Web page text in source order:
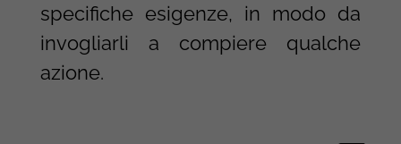
specifiche esigenze, in modo da
invogliarli a compiere qualche
azione.